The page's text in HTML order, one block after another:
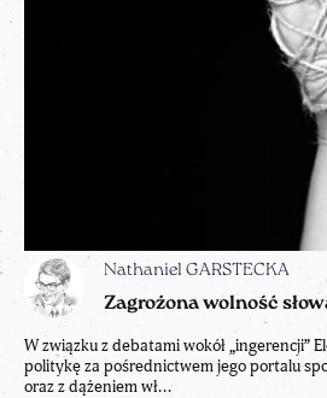
Nathaniel GARSTECKA
Zagrożona wolność
W związku z debatami wokół „ingerencji”
politykę za pośrednictwem jego portalu
oraz z dążeniem wł...